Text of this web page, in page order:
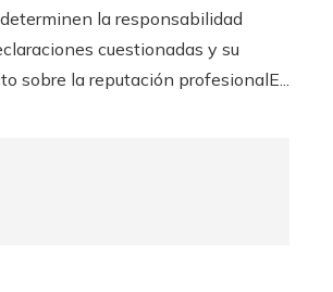
la responsabilidad
cuestionadas y su
sobre la reputación profesionalE...